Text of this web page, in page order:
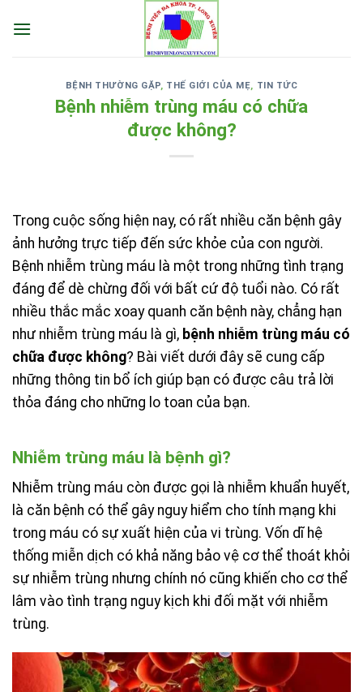
BỆNH THƯỜNG GẶP, THẾ GIỚI CỦA MẸ, TIN TỨC
Bệnh nhiễm trùng máu có chữa
được không?
Trong cuộc sống hiện nay, có rất nhiều căn bệnh gây
ảnh hưởng trực tiếp đến sức khỏe của con người.
Bệnh nhiễm trùng máu là một trong những tình trạng
đáng để dè chừng đối với bất cứ độ tuổi nào. Có rất
nhiều thắc mắc xoay quanh căn bệnh này, chẳng hạn
như nhiễm trùng máu là gì, bệnh nhiễm trùng máu có
chữa được không? Bài viết dưới đây sẽ cung cấp
những thông tin bổ ích giúp bạn có được câu trả lời
thỏa đáng cho những lo toan của bạn.
Nhiễm trùng máu là bệnh gì?
Nhiễm trùng máu còn được gọi là nhiễm khuẩn huyết,
là căn bệnh có thể gây nguy hiểm cho tính mạng khi
trong máu có sự xuất hiện của vi trùng. Vốn dĩ hệ
thống miễn dịch có khả năng bảo vệ cơ thể thoát khỏi
sự nhiễm trùng nhưng chính nó cũng khiến cho cơ thể
lâm vào tình trạng nguy kịch khi đối mặt với nhiễm
trùng.